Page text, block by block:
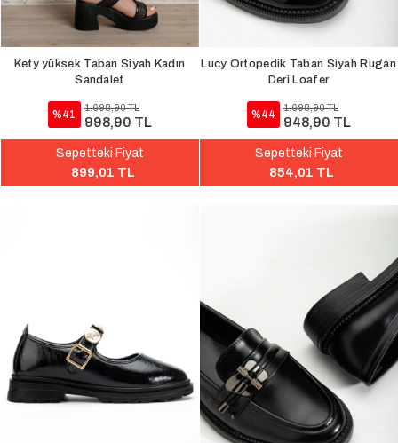
Kety yüksek Taban Siyah Kadın
Sandalet
%41
1.698,90 TL
998,90 TL
Sepetteki Fiyat
899,01 TL
Lucy Ortopedik Taban Siyah Rugan
Deri Loafer
%44
1.698,90 TL
948,90 TL
Sepetteki Fiyat
854,01 TL